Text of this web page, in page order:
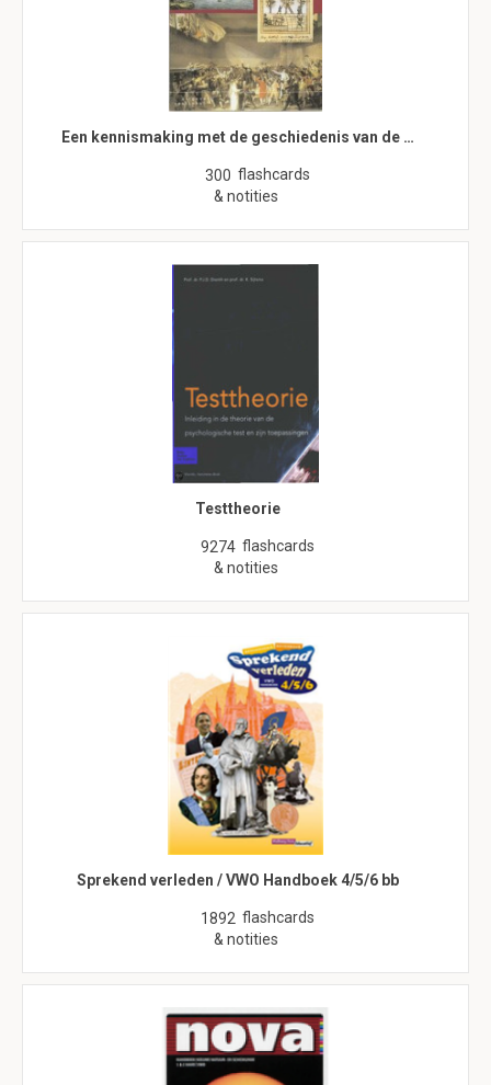
Een kennismaking met de geschiedenis van de …
300 flashcards
& notities
Testtheorie
9274 flashcards
& notities
Sprekend verleden / VWO Handboek 4/5/6 bb
1892 flashcards
& notities